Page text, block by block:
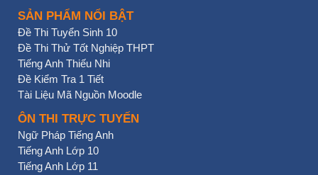
SẢN PHẨM NỔI BẬT
Đề Thi Tuyển Sinh 10
Đề Thi Thử Tốt Nghiệp THPT
Tiếng Anh Thiếu Nhi
Đề Kiểm Tra 1 Tiết
Tài Liệu Mã Nguồn Moodle
ÔN THI TRỰC TUYẾN
Ngữ Pháp Tiếng Anh
Tiếng Anh Lớp 10
Tiếng Anh Lớp 11